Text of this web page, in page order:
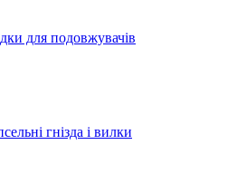
для подовжувачів
гнізда і вилки